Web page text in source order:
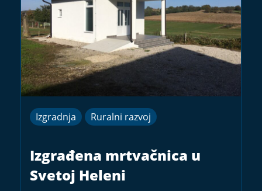
Izgradnja Ruralni razvoj
Izgrađena mrtvačnica u
Svetoj Heleni